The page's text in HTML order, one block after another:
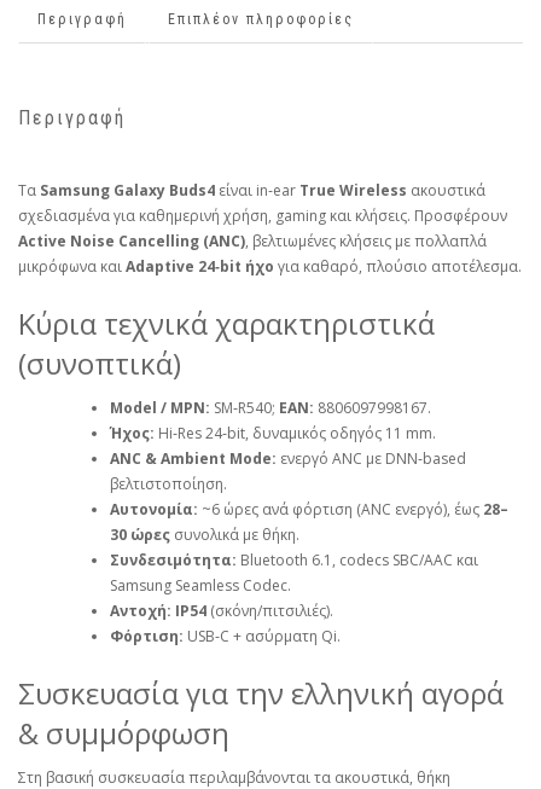
Περιγραφή Επιπλέον πληροφορίες
Περιγραφή
Τα Samsung Galaxy Buds4 είναι in‑ear True Wireless ακουστικά
σχεδιασμένα για καθημερινή χρήση, gaming και κλήσεις. Προσφέρουν
Active Noise Cancelling (ANC), βελτιωμένες κλήσεις με πολλαπλά
μικρόφωνα καιAdaptive 24‑bit ήχο για καθαρό, πλούσιο αποτέλεσμα.
Κύρια τεχνικά χαρακτηριστικά
(συνοπτικά)
Model / MPN: SM‑R540; EAN: 8806097998167.
Ήχος: Hi‑Res 24‑bit, δυναμικός οδηγός 11 mm.
ANC & Ambient Mode: ενεργό ANC με DNN‑based
βελτιστοποίηση.
Αυτονομία: ~6 ώρες ανά φόρτιση (ANC ενεργό), έως 28–
30 ώρες συνολικά με θήκη.
Συνδεσιμότητα: Bluetooth 6.1, codecs SBC/AAC και
Samsung Seamless Codec.
Αντοχή: IP54 (σκόνη/πιτσιλιές).
Φόρτιση: USB‑C + ασύρματη Qi.
Συσκευασία για την ελληνική αγορά
& συμμόρφωση
Στη βασική συσκευασία περιλαμβάνονται τα ακουστικά, θήκη